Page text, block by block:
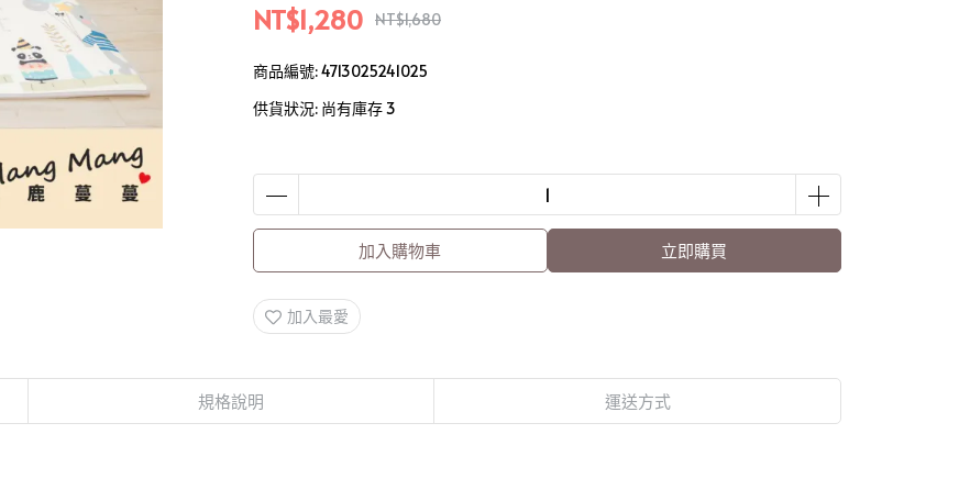
NT$1,280 NT$1,680
商品編號:4713025241025
供貨狀況: 尚有庫存 3
加入購物車 立即購買
加入最愛
規格說明 運送方式